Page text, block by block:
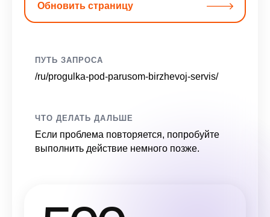
Обновить страницу
ПУТЬ ЗАПРОСА
/ru/progulka-pod-parusom-birzhevoj-servis/
ЧТО ДЕЛАТЬ ДАЛЬШЕ
Если проблема повторяется, попробуйте
выполнить действие немного позже.